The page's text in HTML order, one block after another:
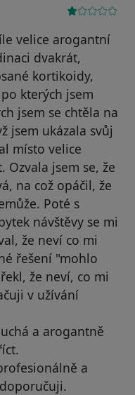
velice arogantní
dvakrát,
kortikoidy,
kterých jsem
jsem se chtěla na
jsem ukázala svůj
místo velice
Ozvala jsem se, že
na což opáčil, že
Poté s
návštěvy se mi
že neví co mi
řešení "mohlo
že neví, co mi
v užívání
a arogantně
a